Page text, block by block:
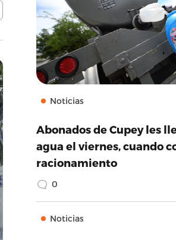
Noticias
Abonados de Cupey les
agua el viernes, cuando
racionamiento
0
Noticias